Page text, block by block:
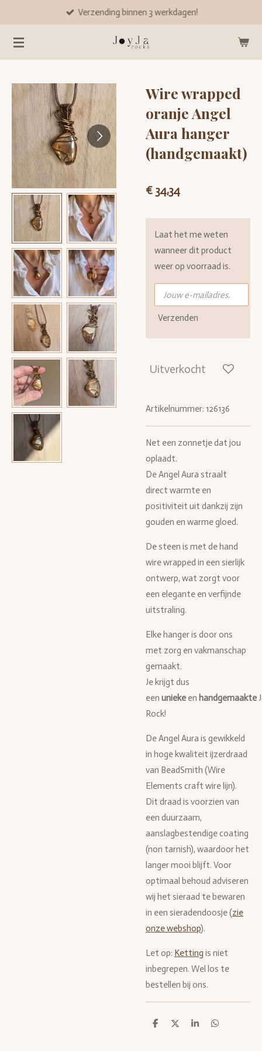
naar
de
Verzending binnen 3 werkdagen!
Wire wrapped
oranje Angel
Aura hanger
(handgemaakt)
€ 34,34
Laat het me weten
wanneer dit product
weer op voorraad is.
Verzenden
Uitverkocht
Artikelnummer: 126136
Net een zonnetje dat jou
oplaadt.
De Angel Aura straalt
direct warmte en
positiviteit uit dankzij zijn
gouden en warme gloed.
De steen is met de hand
wire wrapped in een sierlijk
ontwerp, wat zorgt voor
een elegante en verfijnde
uitstraling.
Elke hanger is door ons
met zorg en vakmanschap
gemaakt.
Je krijgt dus
een unieke en handgemaakte
Rock!
De Angel Aura is gewikkeld
in hoge kwaliteit ijzerdraad
van BeadSmith (Wire
Elements craft wire lijn).
Dit draad is voorzien van
een duurzaam,
aanslagbestendige coating
(non tarnish), waardoor het
langer mooi blijft. Voor
optimaal behoud adviseren
wij het sieraad te bewaren
in een sieradendoosje (zie
onze webshop).
Let op: Ketting is niet
inbegrepen. Wel los te
bestellen bij ons.
D
D
S
D